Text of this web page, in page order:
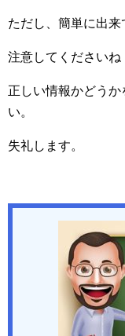
ただし、簡単に出来
注意してくださいね
正しい情報かどう
い。
失礼します。